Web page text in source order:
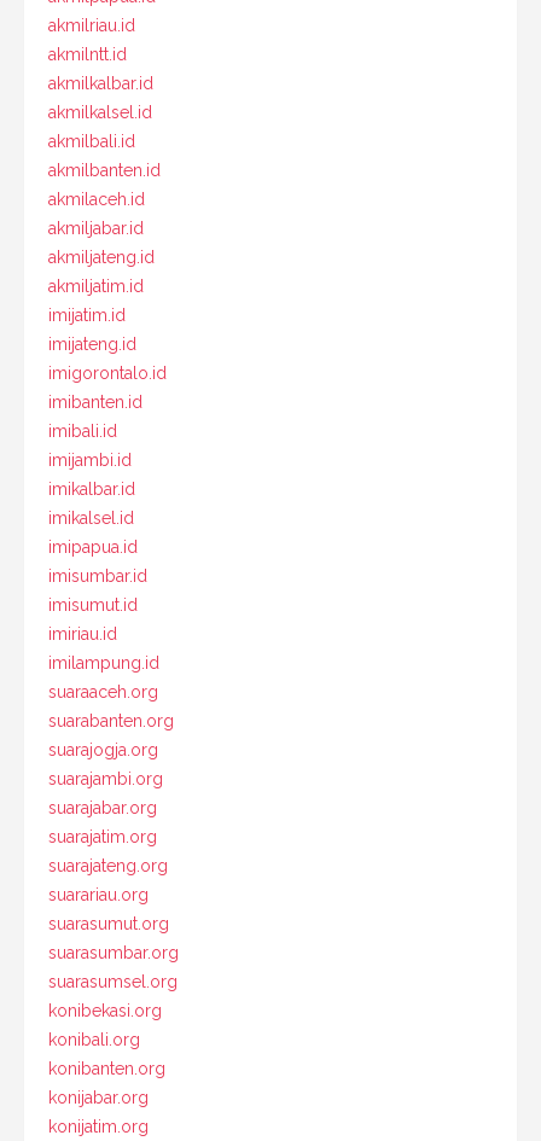
akmilriau.id
akmilntt.id
akmilkalbar.id
akmilkalsel.id
akmilbali.id
akmilbanten.id
akmilaceh.id
akmiljabar.id
akmiljateng.id
akmiljatim.id
imijatim.id
imijateng.id
imigorontalo.id
imibanten.id
imibali.id
imijambi.id
imikalbar.id
imikalsel.id
imipapua.id
imisumbar.id
imisumut.id
imiriau.id
imilampung.id
suaraaceh.org
suarabanten.org
suarajogja.org
suarajambi.org
suarajabar.org
suarajatim.org
suarajateng.org
suarariau.org
suarasumut.org
suarasumbar.org
suarasumsel.org
konibekasi.org
konibali.org
konibanten.org
konijabar.org
konijatim.org